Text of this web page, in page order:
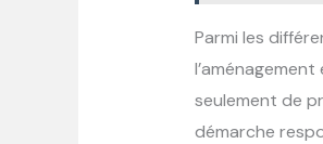
Parmi les
seulement de
démarche